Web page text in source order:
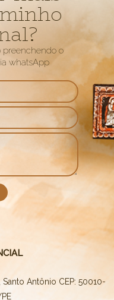
preenchendo o
whatsApp
Antônio CEP: 50010-